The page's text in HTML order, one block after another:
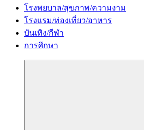
โรงพยบาล/สุขภาพ/ความงาม
โรงแรม/ท่องเที่ยว/อาหาร
บันเทิง/กีฬา
การศึกษา